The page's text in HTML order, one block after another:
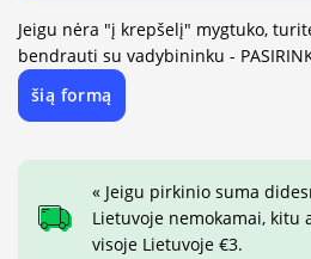
Jeigu nėra "į krepšelį" mygtuko,
bendrauti su vadybininku -
šią formą
« Jeigu pirkinio suma
Lietuvoje nemokamai, kitu
visoje Lietuvoje €3.